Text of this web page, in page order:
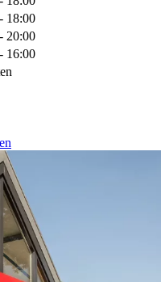
18:00
20:00
16:00